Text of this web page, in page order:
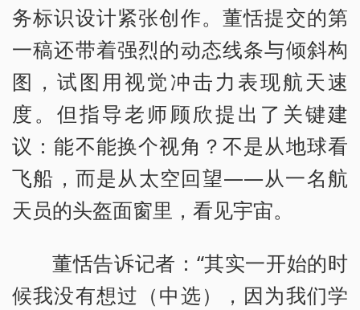
务标识设计紧张创作。董恬提交的第
一稿还带着强烈的动态线条与倾斜构
图，试图用视觉冲击力表现航天速
度。但指导老师顾欣提出了关键建
议：能不能换个视角？不是从地球看
飞船，而是从太空回望——从一名航
天员的头盔面窗里，看见宇宙。
董恬告诉记者：“其实一开始的时
候我没有想过（中选），因为我们学